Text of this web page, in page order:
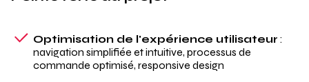
Optimisation de l'expérience utilisateur :
navigation simplifiée et intuitive, processus de
commande optimisé, responsive design